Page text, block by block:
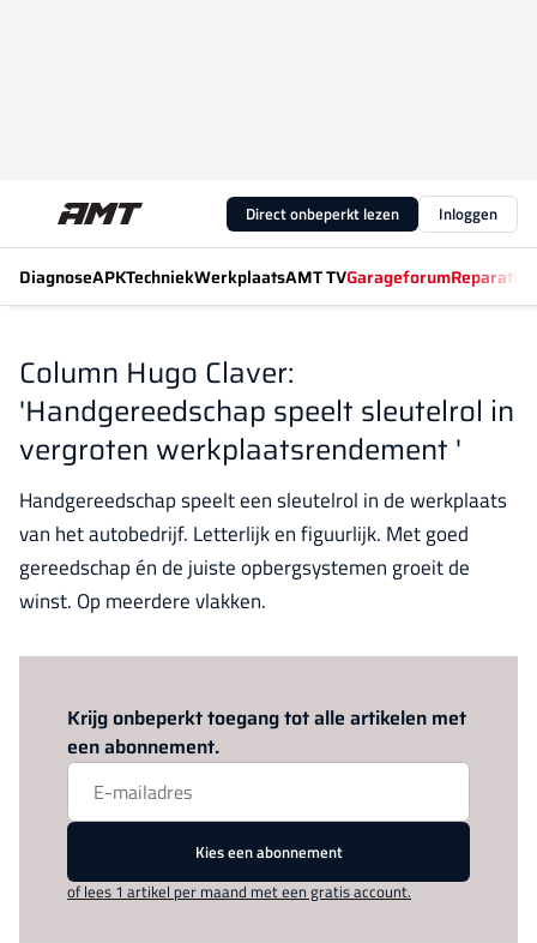
Direct onbeperkt lezen Inloggen
DiagnoseAPKTechniekWerkplaatsAMT TVGarageforum
Column Hugo Claver:
'Handgereedschap speelt sleutelrol in
vergroten werkplaatsrendement '
Handgereedschap speelt een sleutelrol in de werkplaats
van het autobedrijf. Letterlijk en figuurlijk. Met goed
gereedschap én de juiste opbergsystemen groeit de
winst. Op meerdere vlakken.
Krijg onbeperkt toegang tot alle artikelen met
een abonnement.
Kies een abonnement
of lees 1 artikel per maand met een gratis account.